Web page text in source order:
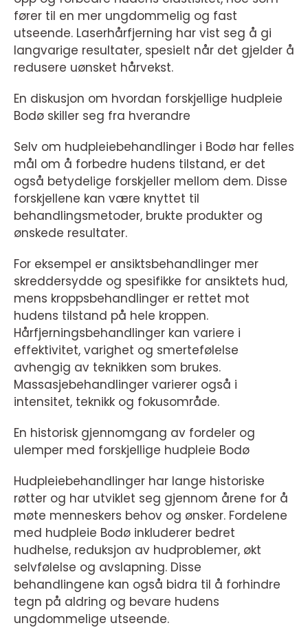
fører til en mer ungdommelig og fast
utseende. Laserhårfjerning har vist seg å gi
langvarige resultater, spesielt når det gjelder å
redusere uønsket hårvekst.
En diskusjon om hvordan forskjellige hudpleie
Bodø skiller seg fra hverandre
Selv om hudpleiebehandlinger i Bodø har felles
mål om å forbedre hudens tilstand, er det
også betydelige forskjeller mellom dem. Disse
forskjellene kan være knyttet til
behandlingsmetoder, brukte produkter og
ønskede resultater.
For eksempel er ansiktsbehandlinger mer
skreddersydde og spesifikke for ansiktets hud,
mens kroppsbehandlinger er rettet mot
hudens tilstand på hele kroppen.
Hårfjerningsbehandlinger kan variere i
effektivitet, varighet og smertefølelse
avhengig av teknikken som brukes.
Massasjebehandlinger varierer også i
intensitet, teknikk og fokusområde.
En historisk gjennomgang av fordeler og
ulemper med forskjellige hudpleie Bodø
Hudpleiebehandlinger har lange historiske
røtter og har utviklet seg gjennom årene for å
møte menneskers behov og ønsker. Fordelene
med hudpleie Bodø inkluderer bedret
hudhelse, reduksjon av hudproblemer, økt
selvfølelse og avslapning. Disse
behandlingene kan også bidra til å forhindre
tegn på aldring og bevare hudens
ungdommelige utseende.